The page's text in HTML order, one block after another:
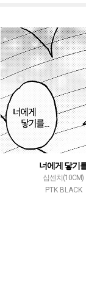
너에게 닿기
십센치(10CM)
PTK BLACK